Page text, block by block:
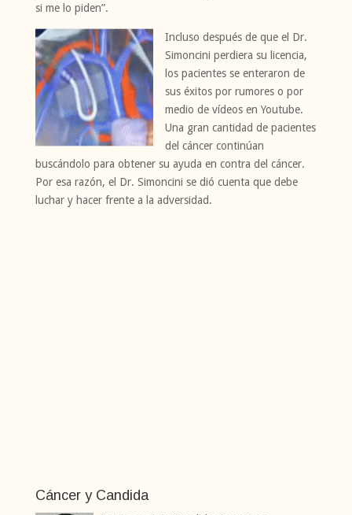
si me lo piden”.
Incluso después de que el Dr.
Simoncini perdiera su licencia,
los pacientes se enteraron de
sus éxitos por rumores o por
medio de vídeos en Youtube.
Una gran cantidad de pacientes
del cáncer continúan
buscándolo para obtener su ayuda en contra del cáncer.
Por esa razón, el Dr. Simoncini se dió cuenta que debe
luchar y hacer frente a la adversidad.
Cáncer y Candida